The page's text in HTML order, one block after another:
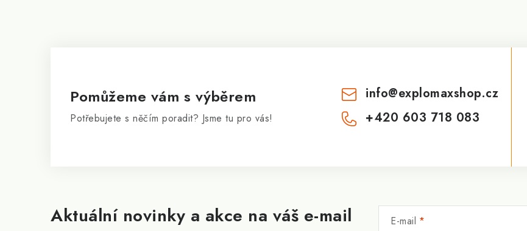
Aktuální novinky a akce na váš e-mail E-mail
Pomůžeme vám s výběrem
Potřebujete s něčím poradit? Jsme tu pro vás!
info@explomaxshop.cz
+420 603 718 083